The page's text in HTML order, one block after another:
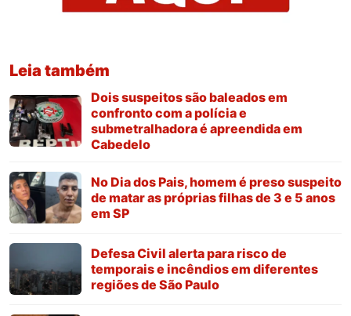
Leia também
Dois suspeitos são baleados em
confronto com a polícia e
submetralhadora é apreendida em
Cabedelo
No Dia dos Pais, homem é preso suspeito
de matar as próprias filhas de 3 e 5 anos
em SP
Defesa Civil alerta para risco de
temporais e incêndios em diferentes
regiões de São Paulo